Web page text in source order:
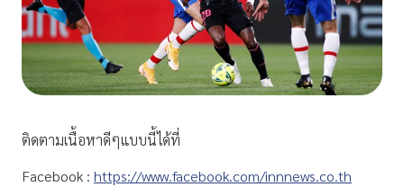
ติดตามเนื้อหาดีๆแบบนี้ได้ที่
Facebook : https://www.facebook.com/innnews.co.th